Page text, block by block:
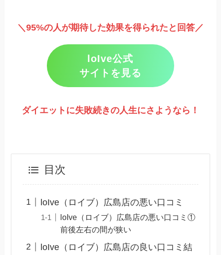
＼95%の人が期待した効果を得られたと回答／
loIve公式
サイトを見る
ダイエットに失敗続きの人生にさようなら！
目次
loIve（ロイブ）広島店の悪い口コミ
loIve（ロイブ）広島店の悪い口コミ①
前後左右の間が狭い
loIve（ロイブ）広島店の良い口コミ結